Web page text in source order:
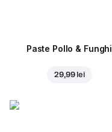
Paste Pollo & Funghi
29,99 lei